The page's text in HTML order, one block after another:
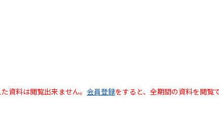
資料は閲覧出来ません。 会員登録をすると、全期間の資料を閲覧